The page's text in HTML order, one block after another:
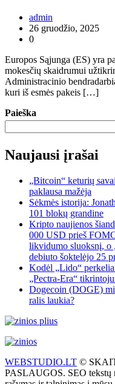
admin
26 gruodžio, 2025
0
Europos Sąjunga (ES) yra
mokesčių skaidrumui
Administracinio
kuri iš esmės pakeis […]
Paieška
Naujausi įrašai
„Bitcoin“ keturių
paklausa mažėja
Sėkmės istorija:
101 blokų grandine
Kripto naujienos
000 USD prieš
likvidumo sluoksnį, o
debiuto šoktelėjo 25
Kodėl „Lido“
„Pectra-Era“
Dogecoin (DOGE)
ralis laukia?
WEBSTUDIO.LT ©
PASLAUGOS. SEO tekstų